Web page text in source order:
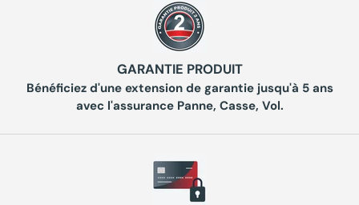
GARANTIE PRODUIT
Bénéficiez d'une extension de garantie jusqu'à 5 ans
avec l'assurance Panne, Casse, Vol.